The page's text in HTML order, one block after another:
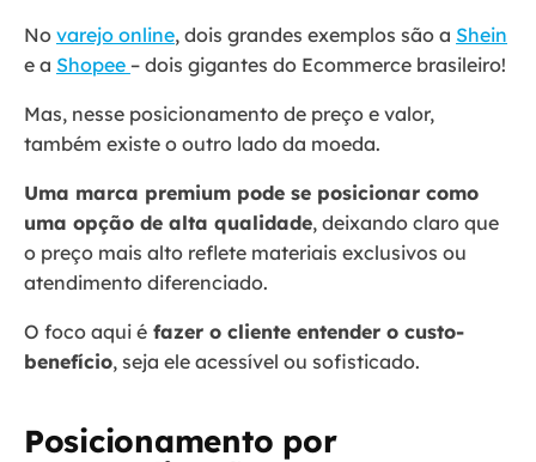
No varejo online, dois grandes exemplos são a Shein
e a Shopee – dois gigantes do Ecommerce brasileiro!
Mas, nesse posicionamento de preço e valor,
também existe o outro lado da moeda.
Uma marca premium pode se posicionar como
uma opção de alta qualidade, deixando claro que
o preço mais alto reflete materiais exclusivos ou
atendimento diferenciado.
O foco aqui é fazer o cliente entender o custo-
benefício, seja ele acessível ou sofisticado.
Posicionamento por